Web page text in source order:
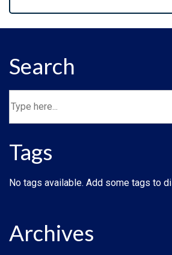
Search
Tags
No tags available. Add some tags to
Archives